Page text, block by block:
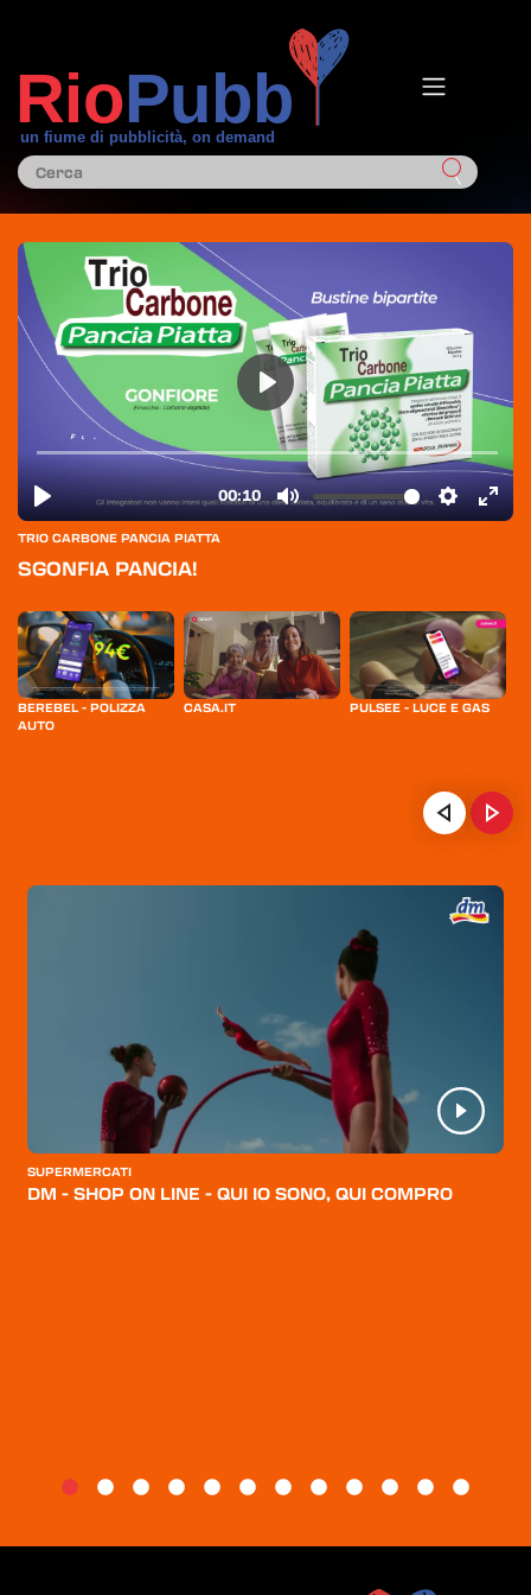
CATEGORIE
CHI SIAMO
BLOG
TRIO CARBONE PANCIA PIATTA
SGONFIA PANCIA!
BEREBEL - POLIZZA
AUTO
CASA.IT PULSEE - LUCE E GAS
SUPERMERCATI
DM - SHOP ON LINE - QUI IO SONO, QUI COMPRO